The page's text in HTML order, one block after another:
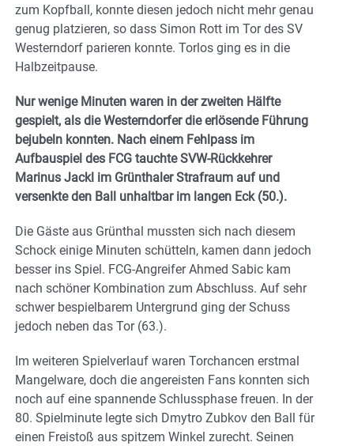
zum Kopfball, konnte diesen jedoch nicht mehr genau
genug platzieren, so dass Simon Rott im Tor des SV
Westerndorf parieren konnte. Torlos ging es in die
Halbzeitpause.
Nur wenige Minuten waren in der zweiten Hälfte
gespielt, als die Westerndorfer die erlösende Führung
bejubeln konnten. Nach einem Fehlpass im
Aufbauspiel des FCG tauchte SVW-Rückkehrer
Marinus Jackl im Grünthaler Strafraum auf und
versenkte den Ball unhaltbar im langen Eck (50.).
Die Gäste aus Grünthal mussten sich nach diesem
Schock einige Minuten schütteln, kamen dann jedoch
besser ins Spiel. FCG-Angreifer Ahmed Sabic kam
nach schöner Kombination zum Abschluss. Auf sehr
schwer bespielbarem Untergrund ging der Schuss
jedoch neben das Tor (63.).
Im weiteren Spielverlauf waren Torchancen erstmal
Mangelware, doch die angereisten Fans konnten sich
noch auf eine spannende Schlussphase freuen. In der
80. Spielminute legte sich Dmytro Zubkov den Ball für
einen Freistoß aus spitzem Winkel zurecht. Seinen